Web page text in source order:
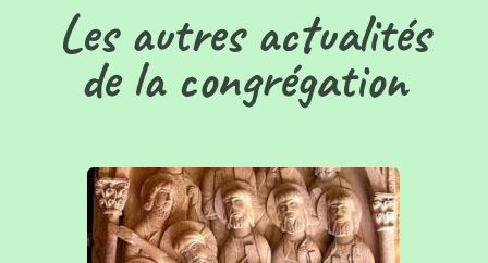
Les autres actualités
de la congrégation